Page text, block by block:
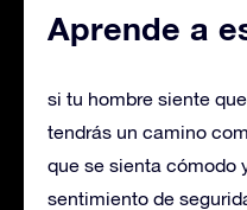
Aprende a
si tu hombre siente
tendrás un camino
que se sienta cómodo
sentimiento de